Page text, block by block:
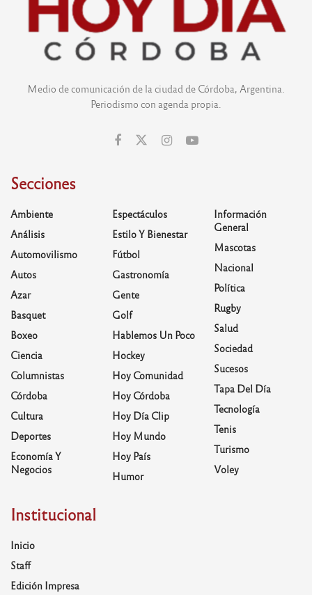
Medio de comunicación de la ciudad de Córdoba, Argentina.
Periodismo con agenda propia.
Secciones
Ambiente
Análisis
Automovilismo
Autos
Azar
Basquet
Boxeo
Ciencia
Columnistas
Córdoba
Cultura
Deportes
Economía Y
Negocios
Espectáculos
Estilo Y Bienestar
Fútbol
Gastronomía
Gente
Golf
Hablemos Un Poco
Hockey
Hoy Comunidad
Hoy Córdoba
Hoy Día Clip
Hoy Mundo
Hoy País
Humor
Información
General
Mascotas
Nacional
Política
Rugby
Salud
Sociedad
Sucesos
Tapa Del Día
Tecnología
Tenis
Turismo
Voley
Institucional
Inicio
Staff
Edición Impresa